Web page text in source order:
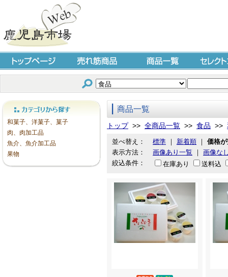
トップページ 売れ筋商品 商品一覧 セレクト
カテゴリから探す
和菓子、洋菓子、菓子
肉、肉加工品
魚介、魚介加工品
果物
商品一覧
トップ>> 全商品一覧 >> 食品 >>
並べ替え： 標準 ｜ 新着順 ｜ 価格
表示方法：
画像あり一覧 ｜ 画像な
絞込条件：
在庫あり 送料込